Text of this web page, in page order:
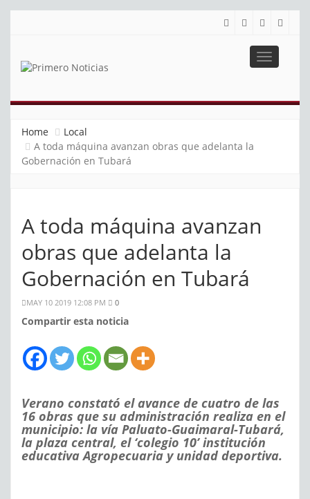
Toggle
Home
Local
A toda máquina avanzan obras que adelanta la
Gobernación en Tubará
A toda máquina avanzan
obras que adelanta la
Gobernación en Tubará
MAY 10 2019 12:08 PM 0
Compartir esta noticia
Verano constató el avance de cuatro de las
16 obras que su administración realiza en el
municipio: la vía Paluato-Guaimaral-Tubará,
la plaza central, el ‘colegio 10’ institución
educativa Agropecuaria y unidad deportiva.